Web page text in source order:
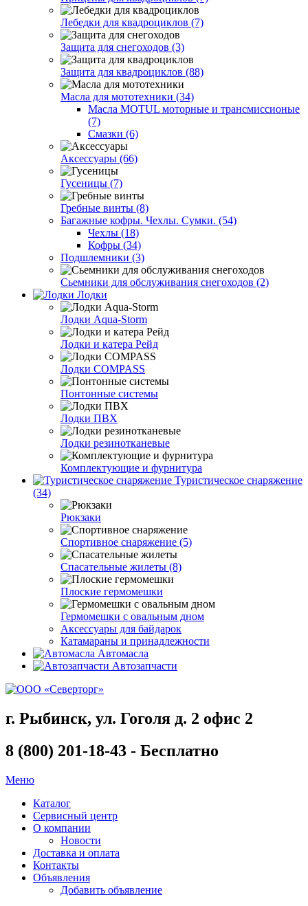
Лебедки для квадроциклов (7)
Защита для снегоходов (3)
Защита для квадроциклов (88)
Масла для мототехники (34)
Масла MOTUL моторные и трансмиссионые
(7)
Смазки (6)
Аксессуары (66)
Гусеницы (7)
Гребные винты (8)
Багажные кофры. Чехлы. Сумки. (54)
Чехлы (18)
Кофры (34)
Подшлемники (3)
Сьемники для обслуживания снегоходов (2)
Лодки
Лодки Aqua-Storm
Лодки и катера Рейд
Лодки COMPASS
Понтонные системы
Лодки ПВХ
Лодки резинотканевые
Комплектующие и фурнитура
Туристическое снаряжение
(34)
Рюкзаки
Спортивное снаряжение (5)
Спасательные жилеты (8)
Плоские гермомешки
Гермомешки с овальным дном
Аксессуары для байдарок
Катамараны и принадлежности
Автомасла
Автозапчасти
г. Рыбинск, ул. Гоголя д. 2 офис 2
8 (800) 201-18-43 - Бесплатно
Меню
Каталог
Сервисный центр
О компании
Новости
Доставка и оплата
Контакты
Объявления
Добавить объявление